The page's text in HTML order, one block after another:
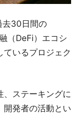
去30日間の
（DeFi）エコシ
ているプロジェク
、ステーキングに
開発者の活動とい